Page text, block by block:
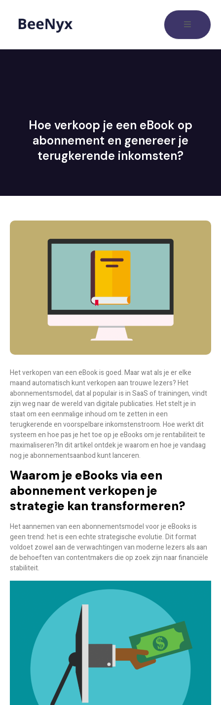
Hoe verkoop je een eBook op
abonnement en genereer je
terugkerende inkomsten?
Het verkopen van een eBook is goed. Maar wat als je er elke
maand automatisch kunt verkopen aan trouwe lezers? Het
abonnementsmodel, dat al populair is in SaaS of trainingen, vindt
zijn weg naar de wereld van digitale publicaties. Het stelt je in
staat om een eenmalige inhoud om te zetten in een
terugkerende en voorspelbare inkomstenstroom. Hoe werkt dit
systeem en hoe pas je het toe op je eBooks om je rentabiliteit te
maximaliseren?In dit artikel ontdek je waarom en hoe je vandaag
nog je abonnementsaanbod kunt lanceren.
Waarom je eBooks via een
abonnement verkopen je
strategie kan transformeren?
Het aannemen van een abonnementsmodel voor je eBooks is
geen trend: het is een echte strategische evolutie. Dit format
voldoet zowel aan de verwachtingen van moderne lezers als aan
de behoeften van contentmakers die op zoek zijn naar financiële
stabiliteit.